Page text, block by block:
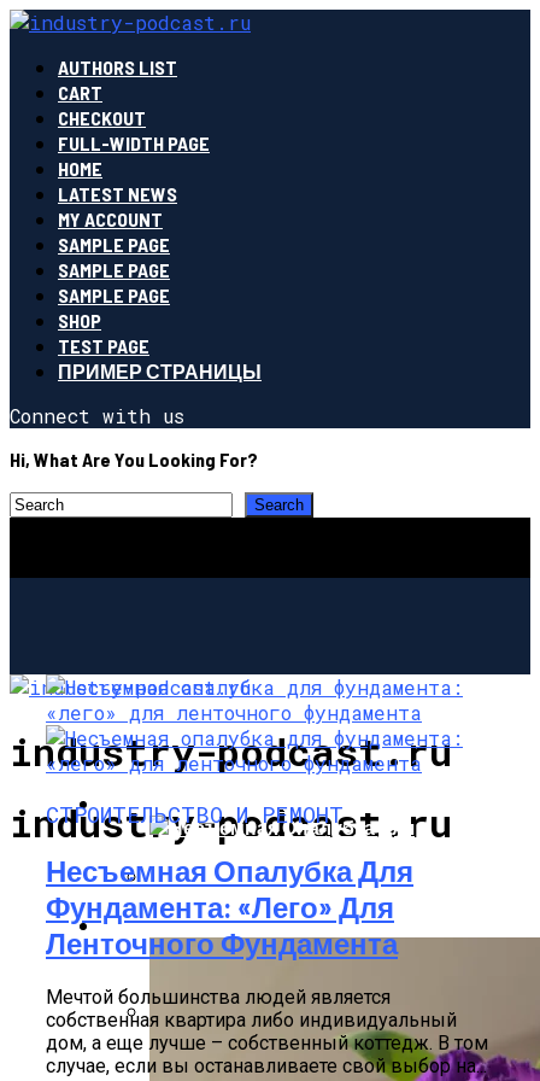
AUTHORS LIST
CART
CHECKOUT
FULL-WIDTH PAGE
HOME
LATEST NEWS
MY ACCOUNT
SAMPLE PAGE
SAMPLE PAGE
SAMPLE PAGE
SHOP
TEST PAGE
ПРИМЕР СТРАНИЦЫ
Connect with us
Hi, What Are You Looking For?
industry-podcast.ru
industry-podcast.ru
СТРОИТЕЛЬСТВО И РЕМОНТ
Несъемная Опалубка Для Фундамента:
«лего» Для Ленточного Фундамента
Как Правильно Залить Фундамент Под
САД И ОГОРОД
СТРОИТЕЛЬСТВО И РЕМОНТ
Несъемная Опалубка Для
Фундамента: «лего» Для
Ленточного Фундамента
Мечтой большинства людей является
собственная квартира либо индивидуальный
дом, а еще лучше – собственный коттедж. В том
случае, если вы останавливаете свой выбор на...